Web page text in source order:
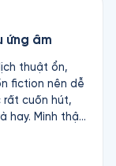
ứng âm
thuật ổn,
fiction nên dễ
rất cuốn hút,
hay. Mình thật